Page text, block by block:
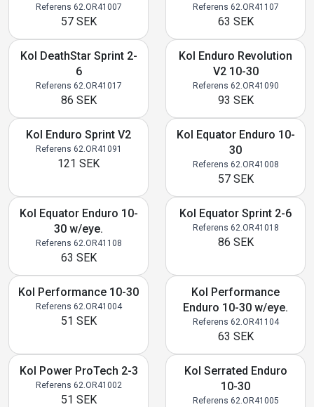
Referens 62.OR41007
57 SEK
Referens 62.OR41107
63 SEK
Kol DeathStar Sprint 2-
6
Referens 62.OR41017
86 SEK
Kol Enduro Revolution
V2 10-30
Referens 62.OR41090
93 SEK
Kol Enduro Sprint V2
Referens 62.OR41091
121 SEK
Kol Equator Enduro 10-
30
Referens 62.OR41008
57 SEK
Kol Equator Enduro 10-
30 w/eye.
Referens 62.OR41108
63 SEK
Kol Equator Sprint 2-6
Referens 62.OR41018
86 SEK
Kol Performance 10-30
Referens 62.OR41004
51 SEK
Kol Performance
Enduro 10-30 w/eye.
Referens 62.OR41104
63 SEK
Kol Power ProTech 2-3
Referens 62.OR41002
51 SEK
Kol Serrated Enduro
10-30
Referens 62.OR41005